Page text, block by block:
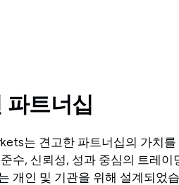
파트너십
는 견고한 파트너십의 가치
수, 신뢰성, 성과 중심의 트레
개인 및 기관을 위해 설계되었